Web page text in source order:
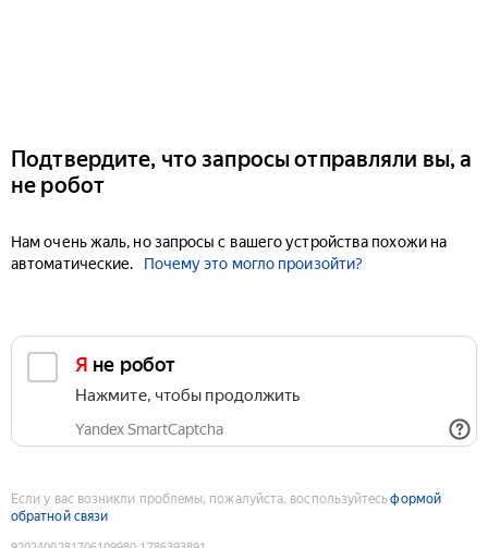
Подтвердите, что запросы отправляли вы, а
не робот
Нам очень жаль, но запросы с вашего устройства похожи на
автоматические.
Почему это могло произойти?
Я не робот
Нажмите, чтобы продолжить
Yandex SmartCaptcha
Если у вас возникли проблемы, пожалуйста, воспользуйтесьформой
обратной связи